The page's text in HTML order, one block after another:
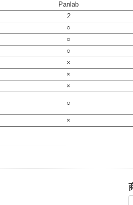
Panlab
2
○
○
○
×
×
×
○
×